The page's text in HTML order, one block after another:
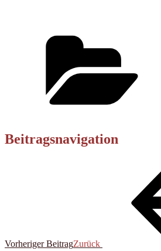
Beitragsnavigation
Vorheriger BeitragZurück